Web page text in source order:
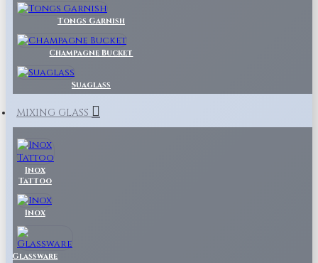
Tongs Garnish
Champagne Bucket
Suaglass
MIXING GLASS
Inox
Tattoo
Inox
Glassware